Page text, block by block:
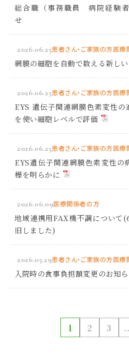
総合職（事務職員 病院経験
せ
2026.06.25患者さん・ご家族の方医療
網膜の細胞を自動で数える新し
2026.06.25患者さん・ご家族の方医療
EYS 遺伝子関連網膜色素変性
を使い細胞レベルで評価
2026.06.25患者さん・ご家族の方医療
EYS遺伝子関連網膜色素変性の
標を明らかに
2026.06.09医療関係者の方
地域連携用FAX機不調につい
旧しました)
2026.05.29患者さん・ご家族の方医療
入院時の食事負担額変更のお知
1 2 3